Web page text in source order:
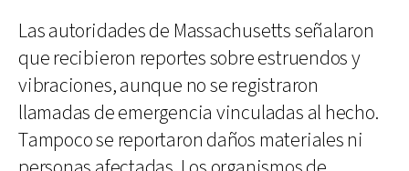
Las autoridades de Massachusetts señalaron
que recibieron reportes sobre estruendos y
vibraciones, aunque no se registraron
llamadas de emergencia vinculadas al hecho.
Tampoco se reportaron daños materiales ni